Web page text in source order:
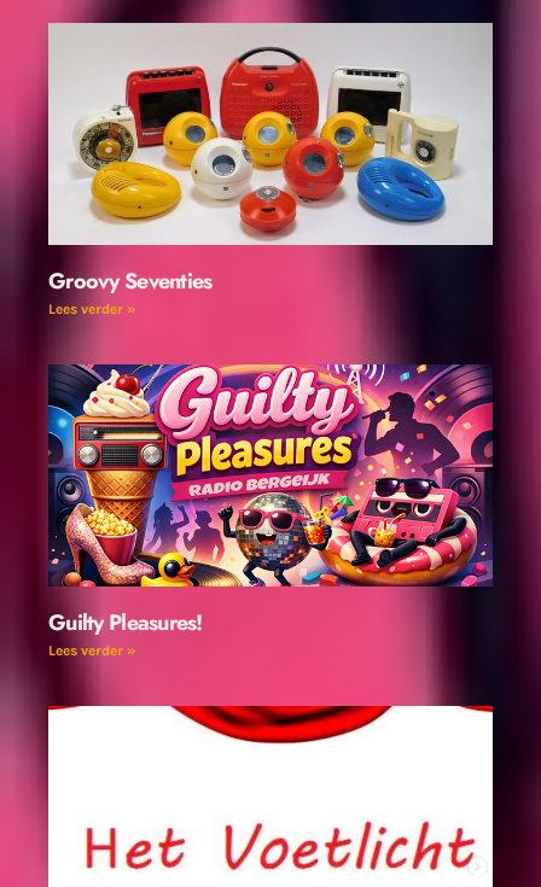
Groovy Seventies
Lees verder »
Guilty Pleasures!
Lees verder »